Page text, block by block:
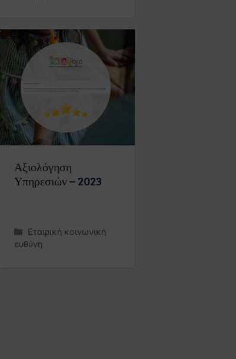
Αξιολόγηση
Υπηρεσιών – 2023
Εταιρική κοινωνική
ευθύνη